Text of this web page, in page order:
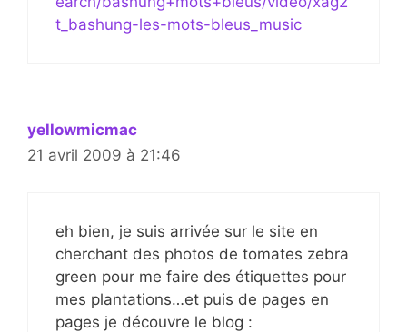
t_bashung-les-mots-bleus_music
yellowmicmac
21 avril 2009 à 21:46
eh bien, je suis arrivée sur le site en
cherchant des photos de tomates zebra
green pour me faire des étiquettes pour
mes plantations…et puis de pages en
pages je découvre le blog :